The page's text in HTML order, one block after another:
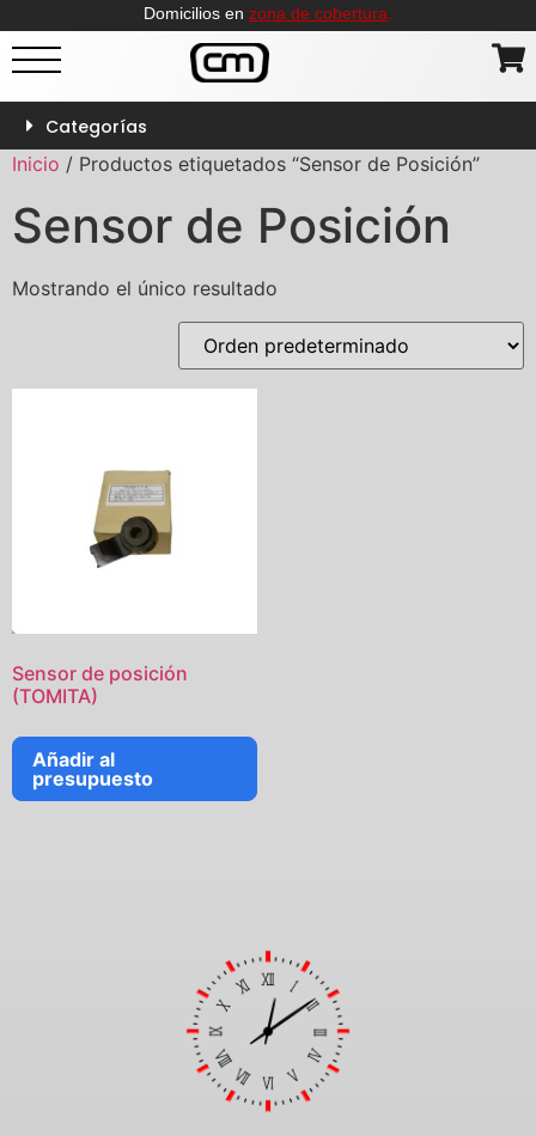
Domicilios en zona de cobertura
Categorías
Inicio / Productos etiquetados “Sensor de Posición”
Sensor de Posición
Mostrando el único resultado
Sensor de posición
(TOMITA)
Añadir al
presupuesto